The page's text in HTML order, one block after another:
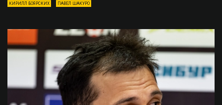
КИРИЛЛ БОЯРСКИХ ПАВЕЛ ШАКУРО